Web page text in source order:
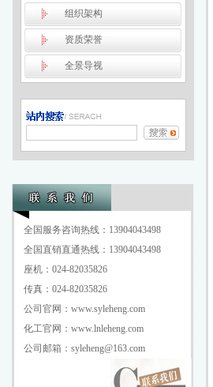
组织架构
资质荣誉
全景导视
全国服务咨询热线：13904043498
全国直销直通热线：13904043498
座机：024-82035826
传真：024-82035826
公司官网：www.syleheng.com
化工官网：www.lnleheng.com
公司邮箱：syleheng@163.com